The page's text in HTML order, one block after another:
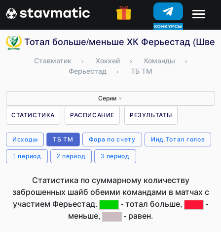
КОНКУРСЫ
Тотал больше/меньше ХК Ферьестад
Ставматик › Хоккей › Команды
›
Ферьестад
› ТБ ТМ
Серии ▼
СТАТИСТИКА РАСПИСАНИЕ РЕЗУЛЬТАТЫ
Исходы ТБ ТМ Фора по счету Инд.Тотал голов
1 период 2 период 3 период
Статистика по суммарному количеству
заброшенных шайб обеими командами в матчах с
участием Ферьестад.
- тотал больше,
-
меньше,
- равен.